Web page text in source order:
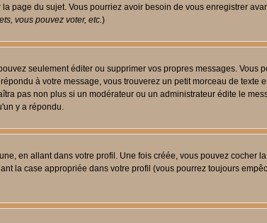
page du sujet. Vous pourriez avoir besoin de vous enregistrer
vous pouvez voter, etc.)
seulement éditer ou supprimer vos propres messages.
à votre message, vous trouverez un petit morceau de
pas non plus si un modérateur ou un administrateur édite le
y a répondu.
en allant dans votre profil. Une fois créée, vous pouvez cocher
la case appropriée dans votre profil (vous pourrez toujours